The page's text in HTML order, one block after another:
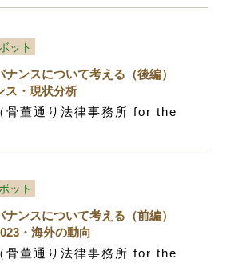
ット
ンスについて考える（後編）
ス・現状分析
董通り法律事務所 for the
ット
ンスについて考える（前編）
・海外の動向
董通り法律事務所 for the